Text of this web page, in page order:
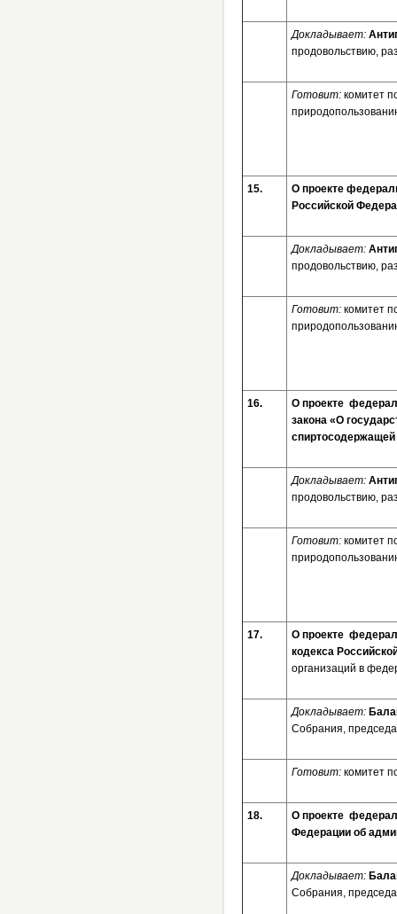
Докладывает:
продовольствию,
Готовит: комитет
15.
О проекте
Российской
Докладывает:
продовольствию,
Готовит: комитет
16.
О проекте
закона «О
спиртосодержащей
Докладывает:
продовольствию,
Готовит: комитет
17.
О проекте
кодекса
организаций в
Докладывает:
Собрания,
Готовит: комитет
18.
О проекте
Федерации об
Докладывает:
Собрания,